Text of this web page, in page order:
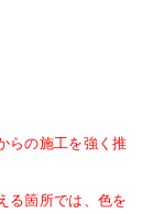
らの施工を強く推
る箇所では、色を